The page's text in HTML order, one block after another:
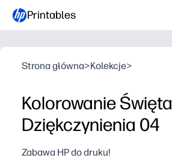
Printables
Strona główna>Kolekcje>
Kolorowanie Święta
Dziękczynienia 04
Zabawa HP do druku!